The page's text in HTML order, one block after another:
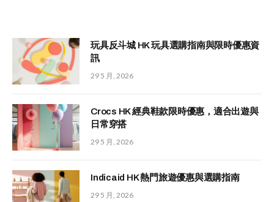
玩具反斗城 HK 玩具選購指南與限時優惠資
訊
29 5 月, 2026
Crocs HK 經典鞋款限時優惠，適合出遊與
日常穿搭
29 5 月, 2026
Indicaid HK 熱門旅遊優惠與選購指南
29 5 月, 2026